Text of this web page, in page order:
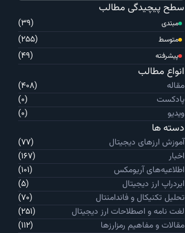
سطح پیچیدگی مطالب
مبتدی (39)
متوسط (255)
پیشرفته (49)
انواع مطالب
مقاله
(408)
پادکست
(0)
ویدیو
(0)
دسته ها
آموزش ارزهای دیجیتال
(77)
اخبار
(167)
اطلاعیه‌های آریومکس
(101)
ایردراپ ارز دیجیتال
(5)
تحلیل تکنیکال و فاندامنتال
(70)
لغت نامه و اصطلاحات ارز دیجیتال
(251)
مقالات و مفاهیم رمزارزها
(112)